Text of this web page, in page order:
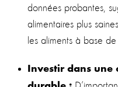
données probantes,
alimentaires plus
les aliments à base de
Investir dans une